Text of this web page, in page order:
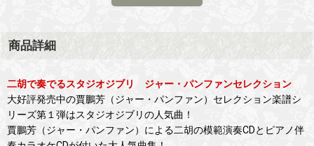
商品詳細
二胡で奏でるスタジオジブリ ジャー・パンファンセレクション
大好評発売中の賈鵬芳（ジャー・パンファン）セレクション楽譜シ
リーズ第１弾はスタジオジブリの人気曲！
賈鵬芳（ジャー・パンファン）による二胡の模範演奏CDとピアノ伴